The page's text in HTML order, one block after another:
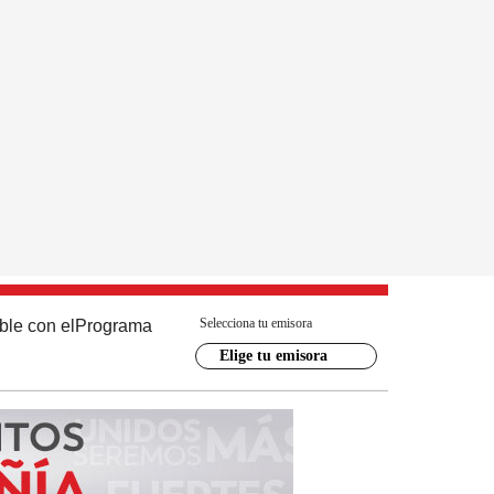
con el Programa Selecciona tu emisora
Elige tu emisora